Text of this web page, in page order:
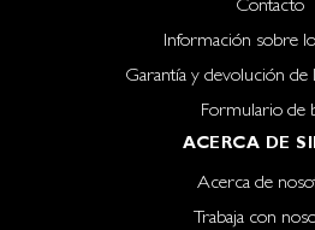
Información sobre
Garantía y devolución
Formulario de
ACERCA DE
Acerca de
Trabaja con